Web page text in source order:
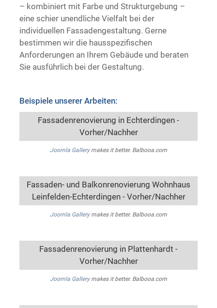
– kombiniert mit Farbe und Strukturgebung –
eine schier unendliche Vielfalt bei der
individuellen Fassadengestaltung. Gerne
bestimmen wir die hausspezifischen
Anforderungen an Ihrem Gebäude und beraten
Sie ausführlich bei der Gestaltung.
Beispiele unserer Arbeiten:
Fassadenrenovierung in Echterdingen -
Vorher/Nachher
Joomla Gallerymakes it better. Balbooa.com
Fassaden- und Balkonrenovierung Wohnhaus
Leinfelden-Echterdingen - Vorher/Nachher
Joomla Gallerymakes it better. Balbooa.com
Fassadenrenovierung in Plattenhardt -
Vorher/Nachher
Joomla Gallerymakes it better. Balbooa.com